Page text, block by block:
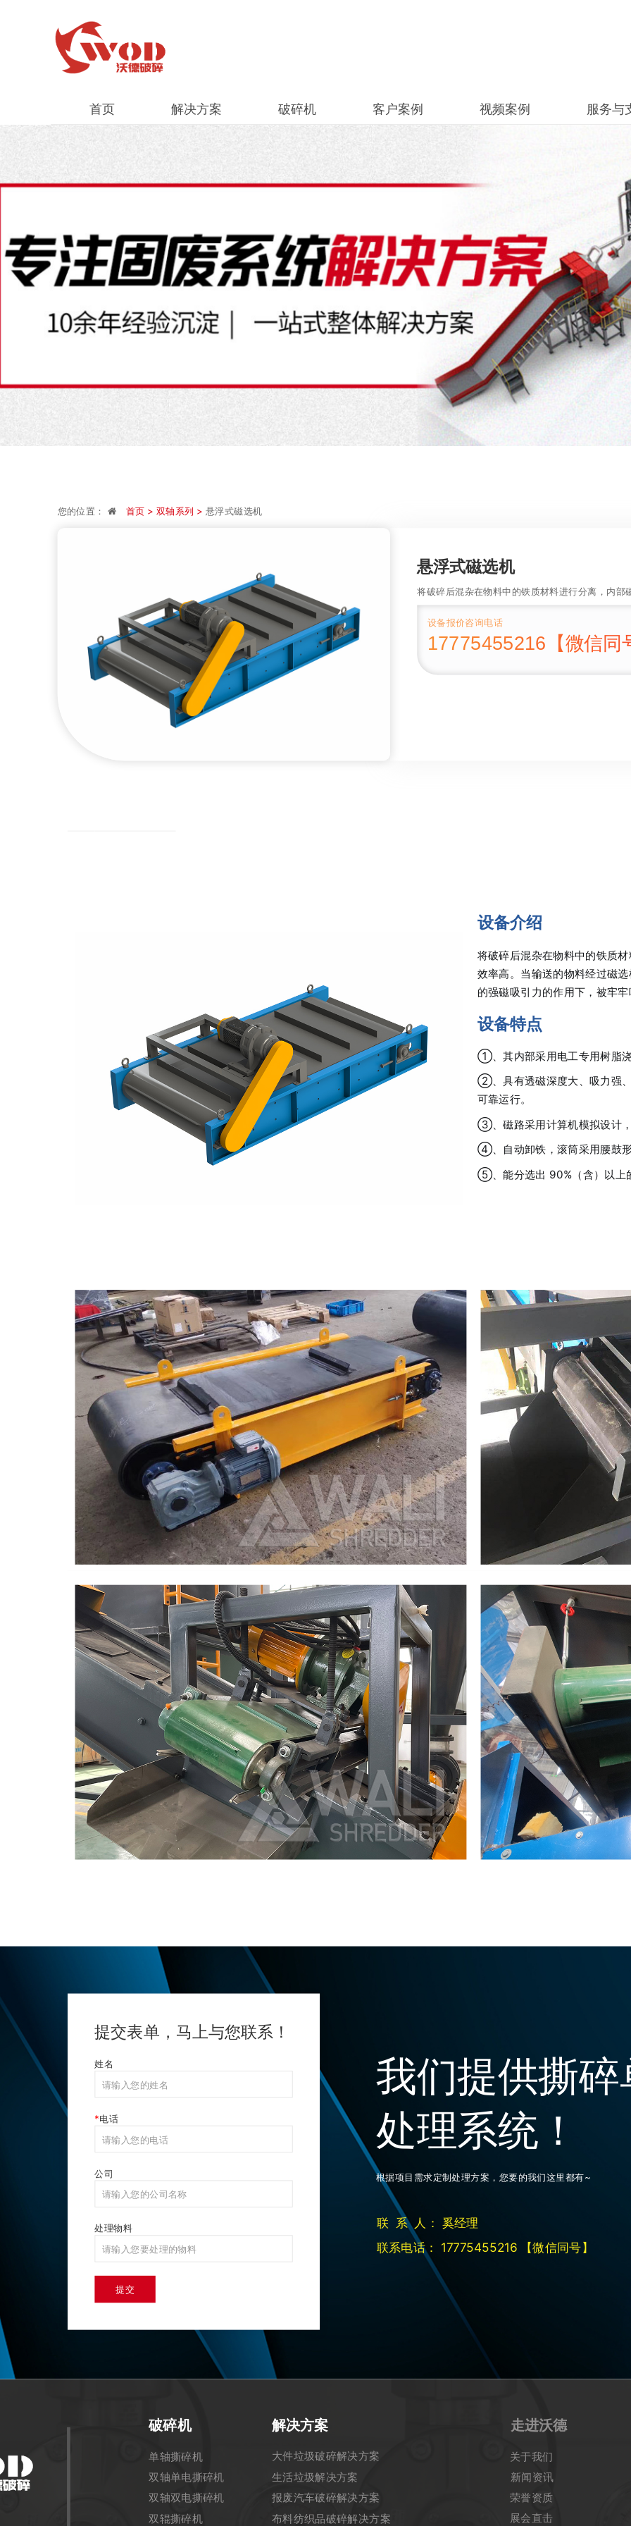
首页 解决方案 破碎机 客户案例 视频案例 服务与
您的位置： 首页 > 双轴系列 > 悬浮式磁选机
悬浮式磁选机
将破碎后混杂在物料中的铁质材料进行分离，内
设备报价咨询电话
17775455216【微信同
设备介绍
将破碎后混杂在物料中的铁质
效率高。当输送的物料经过磁
的强磁吸引力的作用下，被牢
设备特点
①、其内部采用电工专用树脂
②、具有透磁深度大、吸力强
可靠运行。
③、磁路采用计算机模拟设计
④、自动卸铁，滚筒采用腰鼓
⑤、能分选出 90%（含）以上
联 系 人： 奚经理
联系电话： 17775455216 【微信同号】
提交表单，马上与您联系！
姓名
电话
公司
处理物料
提交
我们提供撕
处理系统！
根据项目需求定制处理方案，您要的我们这里都有~
破碎机
双轴单电撕碎机
单轴撕碎机
双轴双电撕碎机
双辊撕碎机
解决方案
大件垃圾破碎解决方案
生活垃圾解决方案
报废汽车破碎解决方案
布料纺织品破碎解决方案
走进沃德
新闻资讯
荣誉资质
关于我们
展会直击
网 站 ：www.ahwod.com